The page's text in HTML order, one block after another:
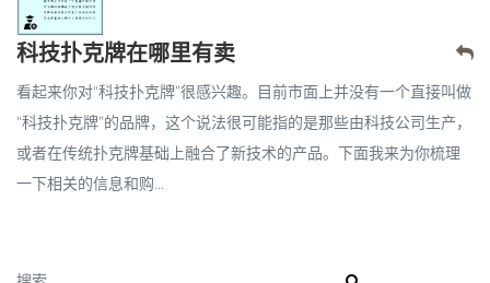
科技扑克牌在哪里有卖
看起来你对“科技扑克牌”很感兴趣。目前市面上并没有一个直接叫做
“科技扑克牌”的品牌，这个说法很可能指的是那些由科技公司生产，
或者在传统扑克牌基础上融合了新技术的产品。下面我来为你梳理
一下相关的信息和购...